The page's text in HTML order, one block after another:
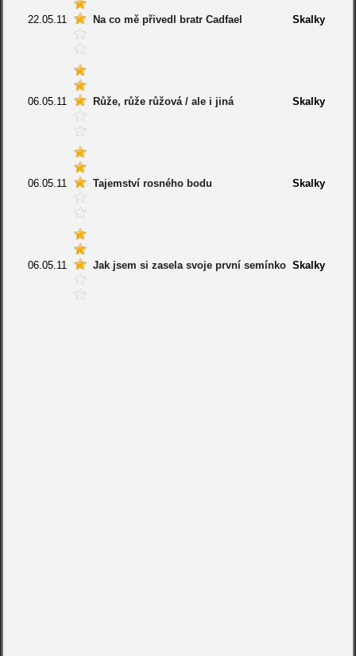
22.05.11 Na co mě přivedl bratr Cadfael Skalky
06.05.11 Růže, růže růžová / ale i jiná Skalky
06.05.11 Tajemství rosného bodu Skalky
06.05.11 Jak jsem si zasela svoje první semínko Skalky